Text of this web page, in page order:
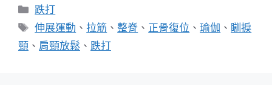
分
類
跌打
標
籤
伸展運動 、 拉筋 、整脊 、 正骨復位 、瑜伽 、 瞓捩
頸 、 肩頸放鬆 、 跌打